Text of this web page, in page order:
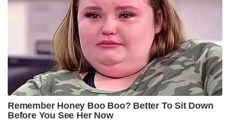
Remember Honey Boo Boo? Better To Sit Down
Before You See Her Now